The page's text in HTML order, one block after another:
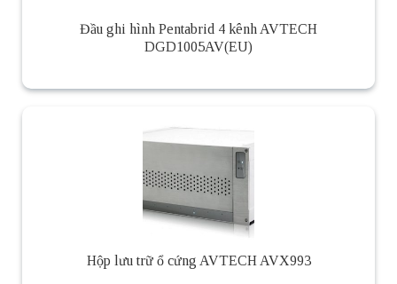
Đầu ghi hình Pentabrid 4 kênh AVTECH
DGD1005AV(EU)
Hộp lưu trữ ổ cứng AVTECH AVX993